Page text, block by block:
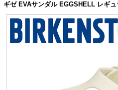
ギゼ EVAサンダル EGGSHELL レギ